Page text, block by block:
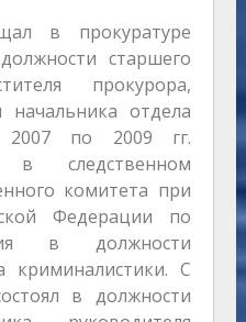
в прокуратуре
старшего
прокурора,
отдела
2007 по 2009 гг.
в следственном
комитета при
Федерации по
в должности
криминалистики. С
в должности